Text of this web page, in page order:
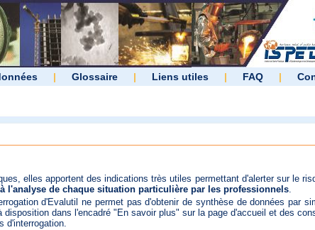
| Glossaire | Liens utiles | FAQ |
elles apportent des indications très utiles permettant d'alerter sur le
l'analyse de chaque situation particulière par les professionnels.
d'Evalutil ne permet pas d'obtenir de synthèse de données par
dans l'encadré "En savoir plus" sur la page d'accueil et des
d'interrogation.